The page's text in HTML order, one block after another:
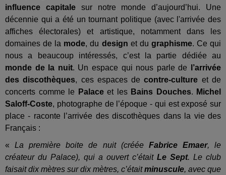
influence capitalesur notre monde d’aujourd’hui. Une
décennie qui a été un tournant politique (avec l'arrivée des
affiches électorales) et artistique, notamment dans les
domaines de la mode, du design et du graphisme. Ce qui
nous a beaucoup intéressés, c’est la partie dédiée au
monde de la nuit. Un espace qui nous parle de
l’arrivée
des discothèques, ces espaces decontre-culture et de
concerts comme le
Palace et les Bains Douches. Michel
Saloff-Coste, photographe de l’époque - qui est exposé sur
place - raconte l’arrivée des discothèques dans la vie des
Français :
«La première boite de nuit (créée Fabrice Emaer, le
créateur du Palace), qui a ouvert c’étaitLe Sept. Le club
faisait dix mètres sur dix mètres, c’étaitminuscule, avec que